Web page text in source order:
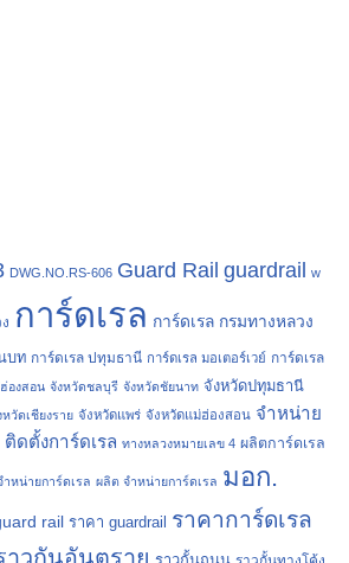
DWG.NO.RS-606 Guard Rail guardrail w
การ์ดเรล การ์ดเรล กรมทางหลวง
บท การ์ดเรล ปทุมธานี การ์ดเรล มอเตอร์เวย์ การ์ดเรล
องสอน จังหวัดชลบุรี จังหวัดชัยนาท จังหวัดปทุมธานี
หวัดเชียงราย จังหวัดแพร่ จังหวัดแม่ฮ่องสอน จำหน่าย
ติดตั้งการ์ดเรล ทางหลวงหมายเลข 4 ผลิตการ์ดเรล
หน่ายการ์ดเรล ผลิต จำหน่ายการ์ดเรล มอก.
rail ราคา guardrail ราคาการ์ดเรล
าวกันอันตราย